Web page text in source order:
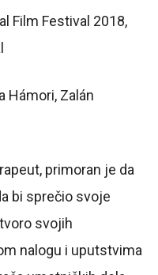
Film Festival 2018,
Hámori, Zalán
primoran je da
bi sprečio svoje
svojih
nalogu i uputstvima